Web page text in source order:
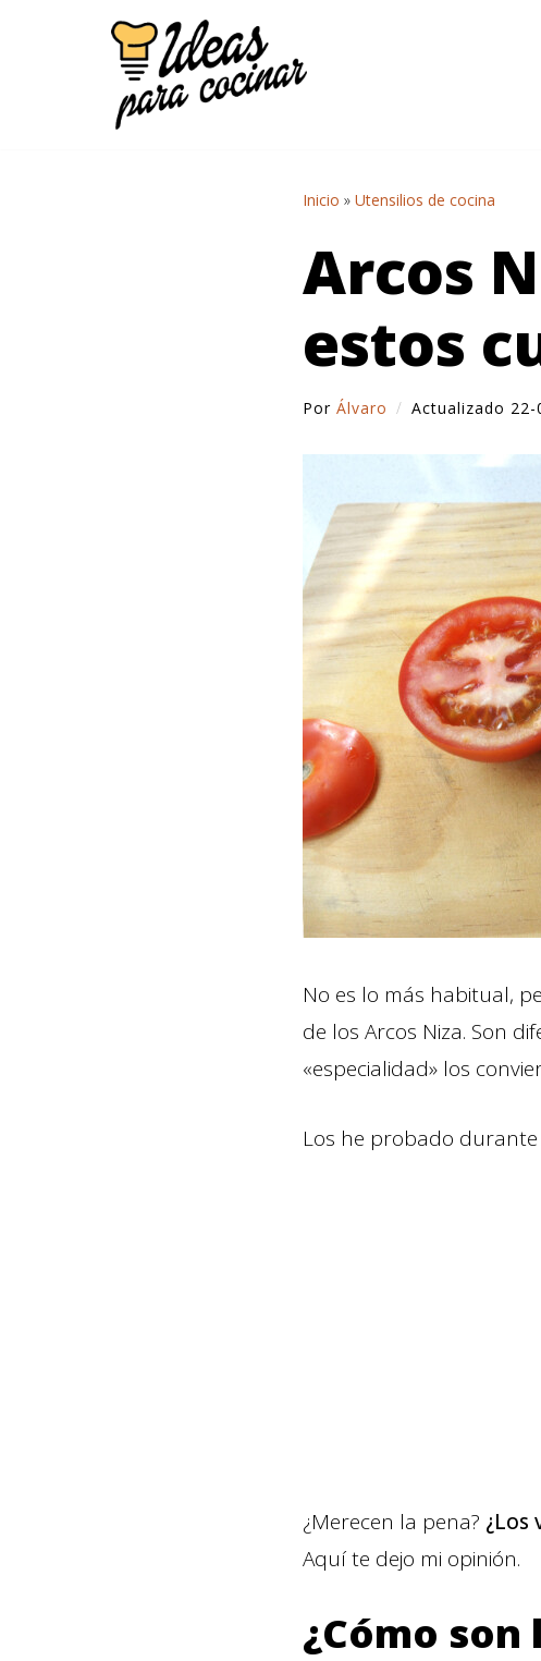
Inicio » Utensilios de cocina
Arcos
estos
Por Álvaro Actualizado 22-
No es lo más habitual,
de los Arcos Niza. Son
«especialidad» los
Los he probado
¿Merecen la pena? ¿Los
Aquí te dejo mi opinión.
¿Cómo son